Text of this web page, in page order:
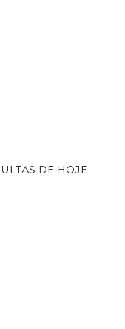
DE HOJE